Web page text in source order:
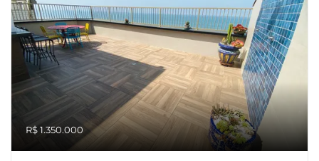
R$ 1.350.000